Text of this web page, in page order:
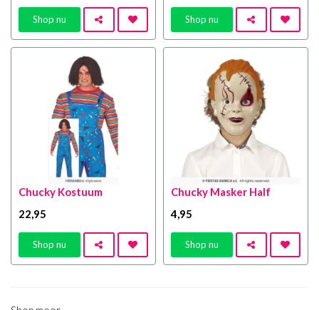
Shop nu Shop nu
Chucky Kostuum
22 ,95
Shop nu
Chucky Masker Half
4 ,95
Shop nu